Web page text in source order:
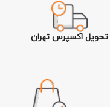
تحویل اکسپرس تهران